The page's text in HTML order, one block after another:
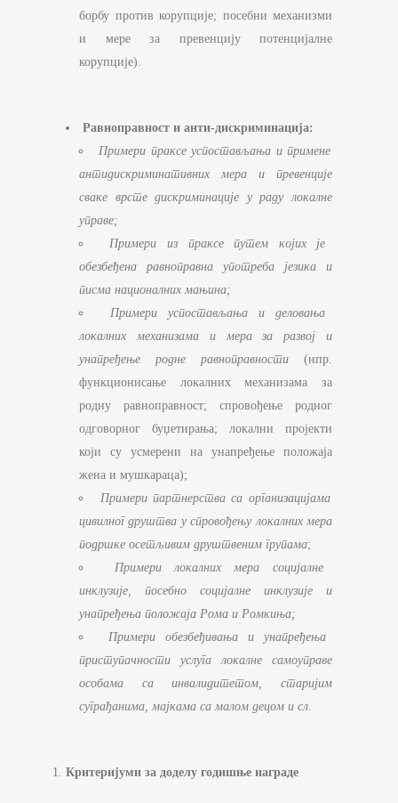
борбу против корупције; посебни механизми
и мере за превенцију потенцијалне
корупције).
Равноправност и анти-дискриминација:
Примери праксе успостављања и примене
антидискриминативних мера и превенције
сваке врсте дискриминације у раду локалне
управе;
Примери из праксе путем којих је
обезбеђена равноправна употреба језика и
писма националних мањина;
Примери успостављања и деловања
локалних механизама и мера за развој и
унапређење родне равноправности (нпр.
функционисање локалних механизама за
родну равноправност; спровођење родног
одговорног буџетирања; локални пројекти
који су усмерени на унапређење положаја
жена и мушкараца);
Примери партнерства са организацијама
цивилног друштва у спровођењу локалних мера
подршке осетљивим друштвеним групама;
Примери локалних мера социјалне
инклузије, посебно социјалне инклузије и
унапређења положаја Рома и Ромкиња;
Примери обезбеђивања и унапређења
приступачности услуга локалне самоуправе
особама са инвалидитетом, старијим
суграђанима, мајкама са малом децом и сл.
Критеријуми за доделу годишње награде